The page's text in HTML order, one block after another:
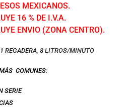
MEXICANOS.
16 % DE I.V.A.
ENVIO (ZONA CENTRO).
REGADERA, 8 LITROS/MINUTO
COMUNES:
SERIE